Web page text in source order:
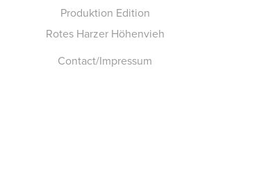
Produktion Edition
Rotes Harzer Höhenvieh
Contact/Impressum